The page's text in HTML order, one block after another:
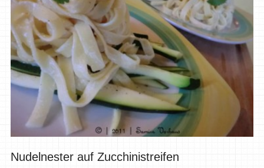
Nudelnester auf Zucchinistreifen